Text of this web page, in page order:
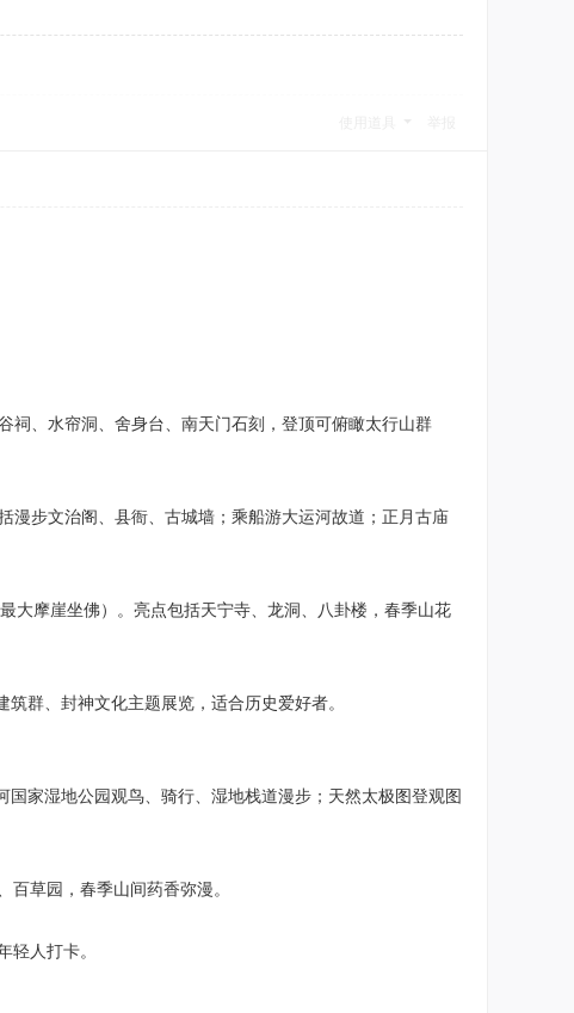
祠、水帘洞、舍身台、南天门石刻，登顶可俯瞰太行山群
漫步文治阁、县衙、古城墙；乘船游大运河故道；正月古庙
大摩崖坐佛）。亮点包括天宁寺、龙洞、八卦楼，春季山花
群、封神文化主题展览，适合历史爱好者。
家湿地公园观鸟、骑行、湿地栈道漫步；天然太极图登观图
草园，春季山间药香弥漫。
轻人打卡。